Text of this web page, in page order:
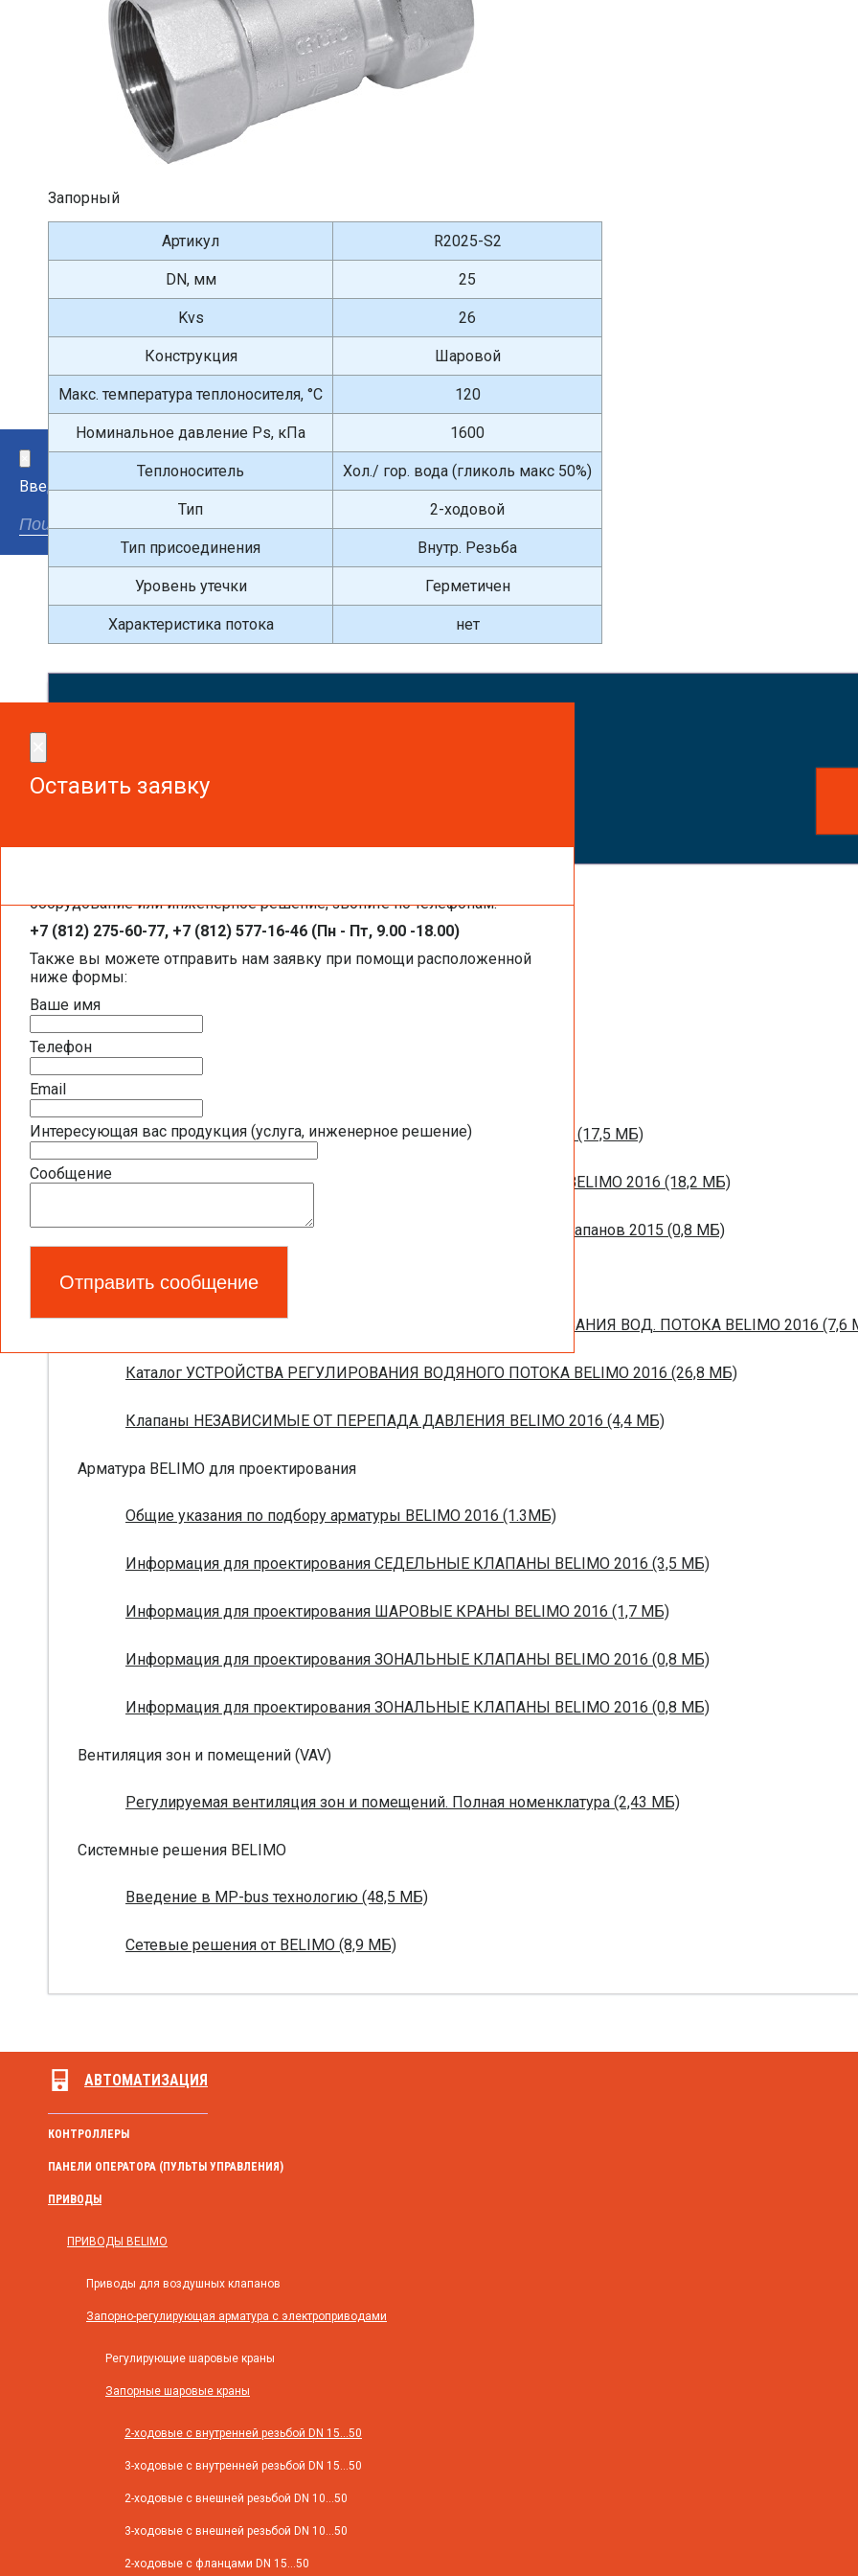
Введите поисковый запрос
Запорный
Артикул R2025-S2
DN, мм 25
Kvs 26
Конструкция Шаровой
Макс. температура теплоносителя, °С 120
Номинальное давление Ps, кПа 1600
Теплоноситель Хол./ гор. вода (гликоль макс 50%)
Тип 2-ходовой
Тип присоединения Внутр. Резьба
Уровень утечки Герметичен
Характеристика потока нет
Оставить заявку
оборудование или инженерное решение, звоните по телефонам:
+7 (812) 275-60-77, +7 (812) 577-16-46 (Пн - Пт, 9.00 -18.00)
Также вы можете отправить нам заявку при помощи расположенной
ниже формы:
Ваше имя
Телефон
Email
Интересующая вас продукция (услуга, инженерное решение)
Сообщение
Оставить заявку
Общая информация BELIMO
Полная номенклатура продукции BELIMO 2016 (1,44 МБ)
Полный обзор электроприводов для систем вентиляции 2016 (17,5 МБ)
Каталог ЭЛЕКТРОПРИВОДЫ ДЛЯ ВОЗДУШНЫХ ЗАСЛОНОК BELIMO 2016 (18,2 МБ)
Новое поколение электроприводов для противопожарных клапанов 2015 (0,8 МБ)
Запорно-регулирующая арматура
Брошюра ПОЛНАЯ НОМЕНКЛАТУРА УСТРОЙСТВ РЕГУЛИРОВАНИЯ ВОД. ПОТОКА BELIMO 2016 (7,6
Каталог УСТРОЙСТВА РЕГУЛИРОВАНИЯ ВОДЯНОГО ПОТОКА BELIMO 2016 (26,8 МБ)
Клапаны НЕЗАВИСИМЫЕ ОТ ПЕРЕПАДА ДАВЛЕНИЯ BELIMO 2016 (4,4 МБ)
Арматура BELIMO для проектирования
Общие указания по подбору арматуры BELIMO 2016 (1.3МБ)
Информация для проектирования СЕДЕЛЬНЫЕ КЛАПАНЫ BELIMO 2016 (3,5 МБ)
Информация для проектирования ШАРОВЫЕ КРАНЫ BELIMO 2016 (1,7 МБ)
Информация для проектирования ЗОНАЛЬНЫЕ КЛАПАНЫ BELIMO 2016 (0,8 МБ)
Информация для проектирования ЗОНАЛЬНЫЕ КЛАПАНЫ BELIMO 2016 (0,8 МБ)
Вентиляция зон и помещений (VAV)
Регулируемая вентиляция зон и помещений. Полная номенклатура (2,43 МБ)
Системные решения BELIMO
Введение в MP-bus технологию (48,5 МБ)
Сетевые решения от BELIMO (8,9 МБ)
АВТОМАТИЗАЦИЯ
КОНТРОЛЛЕРЫ
ПАНЕЛИ ОПЕРАТОРА (ПУЛЬТЫ УПРАВЛЕНИЯ)
ПРИВОДЫ
ПРИВОДЫ BELIMO
Приводы для воздушных клапанов
Запорно-регулирующая арматура с электроприводами
Регулирующие шаровые краны
Запорные шаровые краны
2-ходовые с внутренней резьбой DN 15...50
3-ходовые с внутренней резьбой DN 15...50
2-ходовые с внешней резьбой DN 10...50
3-ходовые с внешней резьбой DN 10...50
2-ходовые с фланцами DN 15...50